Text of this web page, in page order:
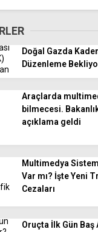
Doğal Gazda
Düzenleme
Araçlarda
bilmecesi.
açıklama geldi
Multimedya
Var mı? İşte Yeni
Cezaları
Oruçta İlk Gün Baş